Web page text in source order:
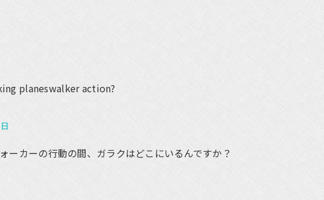
planeswalker action?
ーカーの行動の間、ガラクはどこにいるんですか？